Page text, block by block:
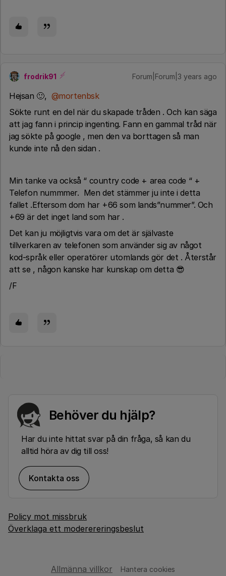
frodrik91 Forum|Forum|3 years ago
Hejsan 🙂, @mortenbsk
Sökte runt en del när du skapade tråden . Och kan säga
att jag fann i princip ingenting. Fann en gammal tråd när
jag sökte på google , men den va borttagen så man
kunde inte nå den sidan .
Min tanke va också “ country code + area code “ +
Telefon nummmer. Men det stämmer ju inte i detta
fallet .Eftersom dom har +66 som lands”nummer”. Och
+69 är det inget land som har .
Det kan ju möjligtvis vara om det är självaste
tillverkaren av telefonen som använder sig av något
kod-språk eller operatörer utomlands gör det . Återstår
att se , någon kanske har kunskap om detta 😎
/F
Behöver du hjälp?
Har du inte hittat svar på din fråga, så kan du
alltid höra av dig till oss!
Kontakta oss
Policy mot missbruk
Överklaga ett moderereringsbeslut
Allmänna villkor Hantera cookies